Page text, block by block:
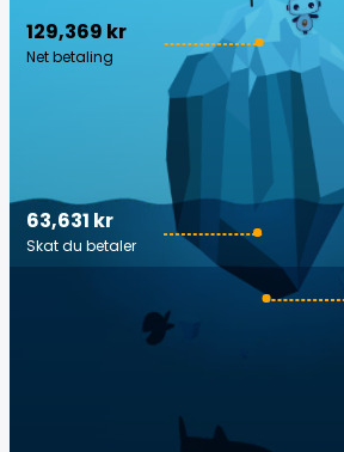
129,369 kr
Net betaling
63,631 kr
Skat du betaler